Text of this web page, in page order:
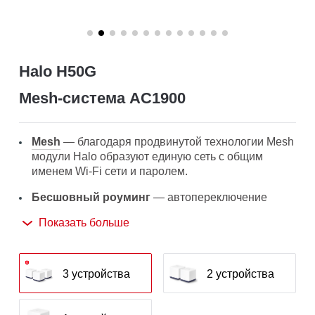
Halo H50G
Mesh‑система AC1900
Mesh — благодаря продвинутой технологии Mesh
модули Halo образуют единую сеть с общим
именем Wi-Fi сети и паролем.
Бесшовный роуминг— автопереключение
дому позволит получать лучший сигнал и высокую
Покрытие по всему дому
— высокоскоростной
Wi-Fi на площади до 550 м² устранит зоны со
слабым Wi-Fi сигналом.
Показать больше
3 устройства 2 устройства